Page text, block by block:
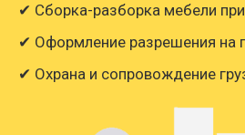
✔ Сборка-разборка мебели
✔ Оформление разрешения на
✔ Охрана и сопровождение